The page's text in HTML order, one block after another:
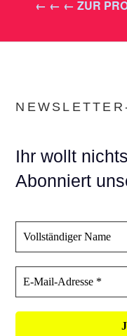
← ← ← ZUR
Ihr wollt
Abonniert